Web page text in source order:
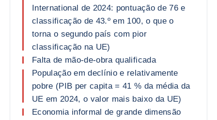
International de 2024: pontuação de 76 e
classificação de 43.º em 100, o que o
torna o segundo país com pior
classificação na UE)
Falta de mão-de-obra qualificada
População em declínio e relativamente
pobre (PIB per capita = 41 % da média da
UE em 2024, o valor mais baixo da UE)
Economia informal de grande dimensão